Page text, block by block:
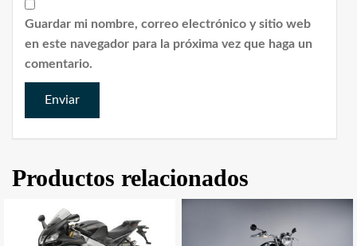
Guardar mi nombre, correo electrónico y sitio web
en este navegador para la próxima vez que haga un
comentario.
Productos relacionados